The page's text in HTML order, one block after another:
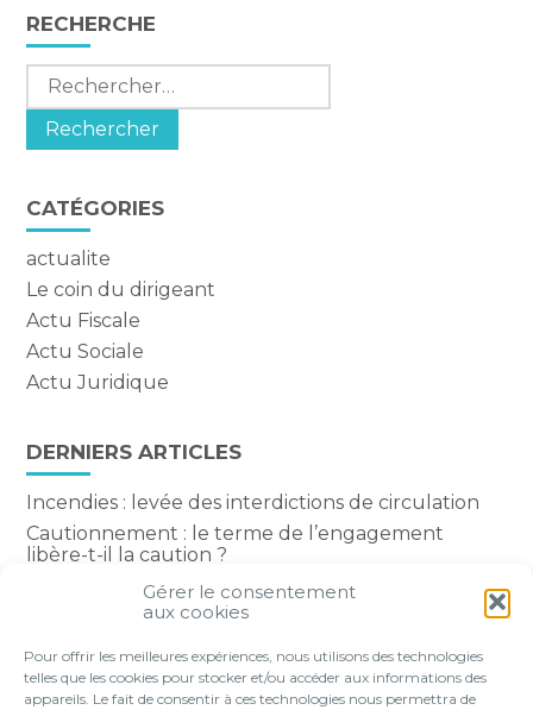
Gérer le consentement
aux cookies
Pour offrir les meilleures expériences, nous utilisons des technologies
telles que les cookies pour stocker et/ou accéder aux informations des
appareils. Le fait de consentir à ces technologies nous permettra de
Blog
sidebar
RECHERCHE
Rechercher :
CATÉGORIES
actualite
Le coin du dirigeant
Actu Fiscale
Actu Sociale
Actu Juridique
DERNIERS ARTICLES
Incendies : levée des interdictions de circulation
Cautionnement : le terme de l’engagement
libère-t-il la caution ?
Transport fluvial de marchandises : une aide
financière bienvenue
comptent-elles ?